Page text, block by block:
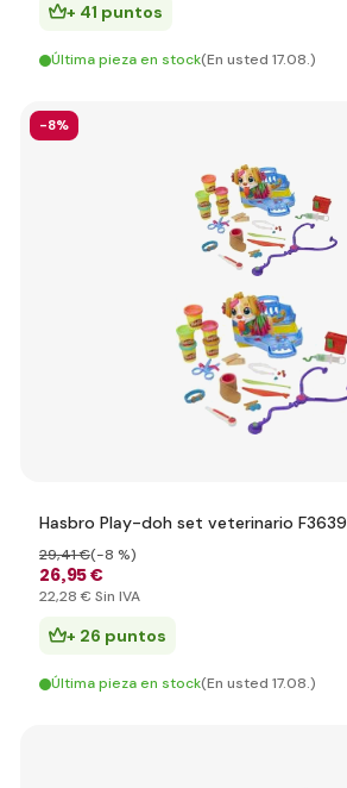
+ 41 puntos
Última pieza en stock(En usted 17.08.)
-8%
Hasbro Play-doh set veterinario F3639
26,95 €
29,41 €(-8 %)
22,28 € Sin IVA
+ 26 puntos
Última pieza en stock(En usted 17.08.)